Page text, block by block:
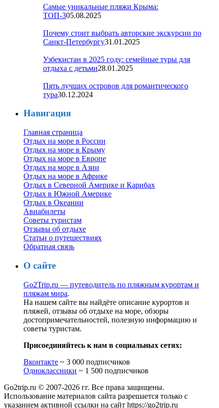
Самые уникальные пляжи Крыма:
ТОП-305.08.2025
Почему стоит выбрать авторские экскурсии по
Санкт-Петербургу31.01.2025
Узбекистан в 2025 году: семейные туры для
отдыха с детьми28.01.2025
Пять лучших островов для романтического
тура30.12.2024
Навигация
Главная страница
Отдых на море в России
Отдых на море в Крыму
Отдых на море в Европе
Отдых на море в Азии
Отдых на море в Африке
Отдых в Северной Америке и Карибах
Отдых в Южной Америке
Отдых в Океании
Авиабилеты
Советы туристам
Отзывы об отдыхе
Статьи о путешествиях
Обратная связь
О сайте
Go2Trip.ru — путеводитель по пляжным курортам и
пляжам мира.
На нашем сайте вы найдёте описание курортов и
пляжей, отзывы об отдыхе на море, обзоры
достопримечательностей, полезную информацию и
советы туристам.
Присоединяйтесь к нам в социальных сетях:
Вконтакте ~ 3 000 подписчиков
Одноклассники ~ 1 500 подписчиков
Go2trip.ru © 2007-2026 гг. Все права защищены.
Использование материалов сайта разрешается только с
указанием активной ссылки на сайт https://go2trip.ru